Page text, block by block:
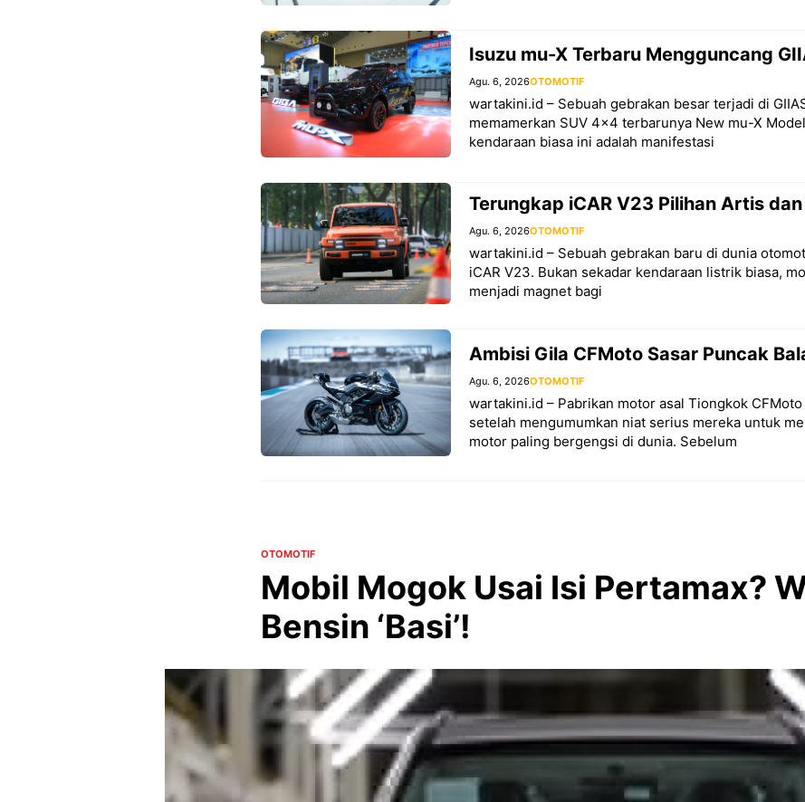
Isuzu mu-X Terbaru Mengguncang
Agu. 6, 2026OTOMOTIF
wartakini.id – Sebuah gebrakan besar terjadi di
memamerkan SUV 4×4 terbarunya New mu-X
kendaraan biasa ini adalah manifestasi
Terungkap iCAR V23 Pilihan Artis
Agu. 6, 2026OTOMOTIF
wartakini.id – Sebuah gebrakan baru di dunia
iCAR V23. Bukan sekadar kendaraan listrik biasa,
menjadi magnet bagi
Ambisi Gila CFMoto Sasar Puncak
Agu. 6, 2026OTOMOTIF
wartakini.id – Pabrikan motor asal Tiongkok
setelah mengumumkan niat serius mereka untuk
motor paling bergengsi di dunia. Sebelum
OTOMOTIF
Mobil Mogok Usai Isi Pertamax?
Bensin ‘Basi’!